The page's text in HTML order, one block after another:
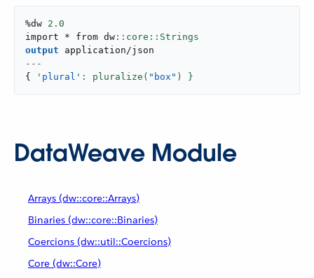
%dw 2.0
import * from dw
output
application/json
---
{
'plural' : pluralize( "box" ) }
DataWeave Module
Arrays (dw::core::Arrays)
Binaries (dw::core::Binaries)
Coercions (dw::util::Coercions)
Core (dw::Core)